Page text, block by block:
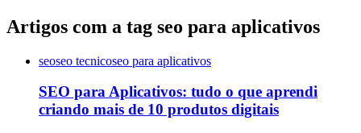
Artigos com a tag seo para aplicativos
seoseo tecnicoseo para aplicativos
SEO para Aplicativos: tudo o que aprendi
criando mais de 10 produtos digitais